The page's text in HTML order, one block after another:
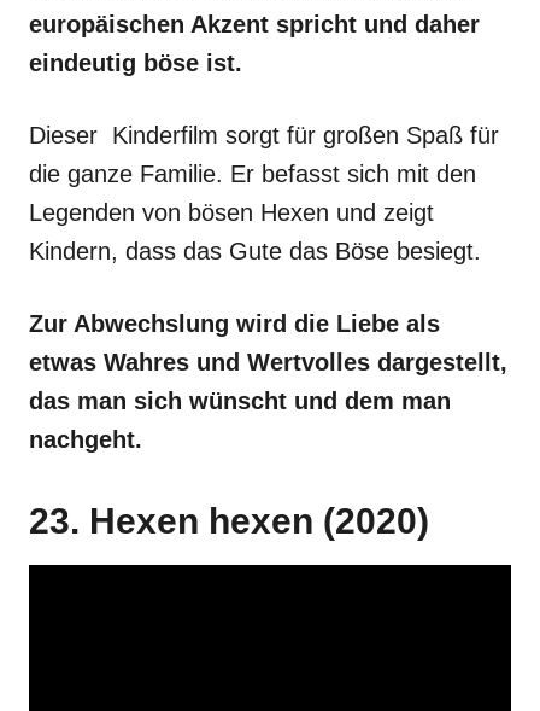
europäischen Akzent spricht und daher
eindeutig böse ist.
Dieser Kinderfilm sorgt für großen Spaß für
die ganze Familie. Er befasst sich mit den
Legenden von bösen Hexen und zeigt
Kindern, dass das Gute das Böse besiegt.
Zur Abwechslung wird die Liebe als
etwas Wahres und Wertvolles dargestellt,
das man sich wünscht und dem man
nachgeht.
23. Hexen hexen (2020)